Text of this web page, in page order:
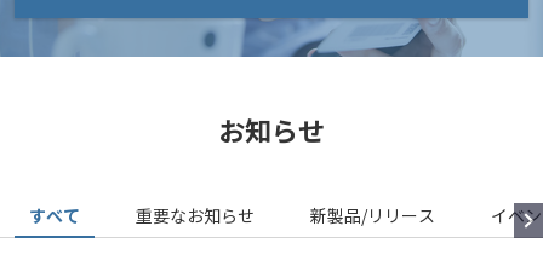
お知らせ
すべて 重要なお知らせ 新製品/リリース イベ